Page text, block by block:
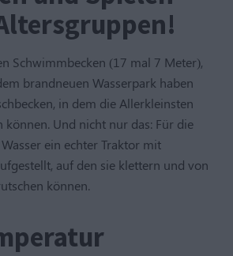
Schwimmbecken (17 mal 7 Meter),
brandneuen Wasserpark haben
in dem die Allerkleinsten
können. Und nicht nur das: Für die
ein echter Traktor mit
auf den sie klettern und von
können.